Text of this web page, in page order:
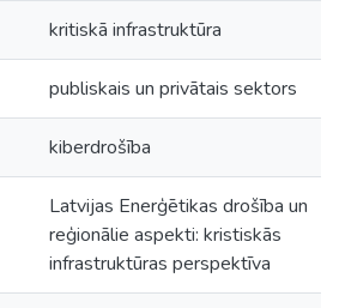
kritiskā infrastruktūra
publiskais un privātais sektors
kiberdrošība
Latvijas Enerģētikas drošība un
reģionālie aspekti: kristiskās
infrastruktūras perspektīva